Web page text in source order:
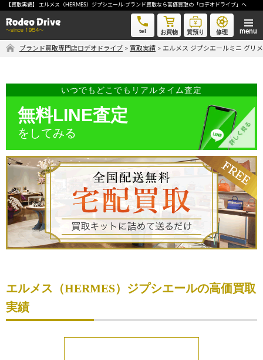
【買取実績】 エルメス（HERMES）ジプシエール-ブランド買取なら高価買取の「ロデオドライブ」へ
tel お買物 質預り 修理
エルメス ジプシエールミニ グリメイヤー-ブランド買取なら高価買取の「ロデオドライブ」へ
無料LINE査定
ご自宅にいながら品物を売りたい方へ
宅配買取申込
手間なく安全に売りたい方へ
出張買取申込
買取サービスのご案内
買取ブランド
ブランド買取専門店ロデオドライブ > 買取実績 > エルメス ジプシエールミニ グリ
いつでもどこでもリアルタイム査定
無料LINE査定
をしてみる
エルメス（HERMES）ジプシエールの高価買取
実績